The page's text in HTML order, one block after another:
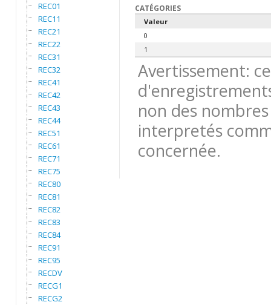
REC01
REC11
REC21
REC22
REC31
REC32
REC41
REC42
REC43
REC44
REC51
REC61
REC71
REC75
REC80
REC81
REC82
REC83
REC84
REC91
REC95
RECDV
RECG1
RECG2
CATÉGORIES
Valeur
0
1
Avertissement:
non des
interpretés
concernée.